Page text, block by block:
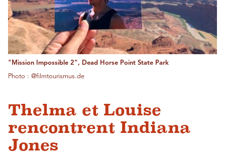
"Mission Impossible 2", Dead Horse Point State Park
Photo : @filmtourismus.de
Thelma et Louise
rencontrent Indiana
Jones